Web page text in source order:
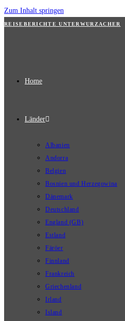
Zum Inhalt springen
REISEBERICHTE UNTERWURZACHER
Home
Länder
Albanien
Andorra
Belgien
Bosnien und Herzegowina
Dänemark
Deutschland
England (GB)
Estland
Färöer
Finnland
Frankreich
Griechenland
Irland
Island